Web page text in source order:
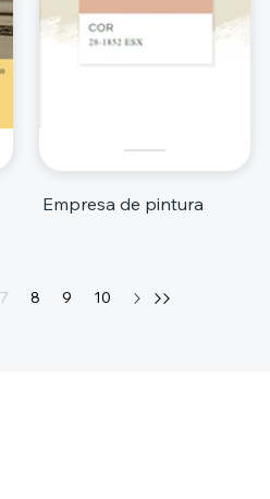
Empresa de pintura
7 8 9 10